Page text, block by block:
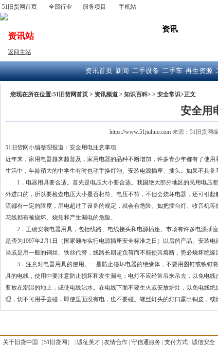
51旧货网首页 全部行业 服务项目 手机站
资讯站
返回主站
资讯
资讯首页| 新闻| 二手设备| 二手车| 再生资源|
您现在所在位置:51旧货网首页 > 资讯频道 > 知识百科> > 安全常识>正文
安全用
https://www.51jiuhuo.com来源：51旧货网
51旧货网小编整理报道：安全用电注意事项
近年来，家用电器越来越普及，家用电器的品种不断增加，许多青少年都有了使
生活中，年龄稍大的中学生有时也动手换灯泡。安装电源插座、插头。如果不具
1．电器用具要合适。首先是电压大小要合适。我国绝大部分地区的民用电压
外进口的，所以要检查电压大小是否相符。电压不符，不但会烧坏电器，还可引
流都有一定的限度，用电超过了设备的规定，就会有危险。如把擂台灯、收音机
花线都有被烧坏、烧焦和产生漏电的危险。
2．正确安装电器用具，包括线路、电线接头和电源插座。市场有许多电源插
是否为1997年2月1日（国家颁布实行电源插座安全标准之日）以后的产品。安装
当或是用一般的铜丝、铁丝代替，线路长期超负荷而不能使其熔断，势必烧坏绝
3．注意对电器用具的使用。一是防止碰坏电器的绝缘体，不要用图钉或铁钉
具的电线，使用中要注意防止损坏和发生漏电；电灯不应经常吊来吊去，以免电
要放在潮湿的地上，或使电线沾水。在电线下面不要生火或安放炉灶，以免电线
理，切不可用手去碰，即使里面没有电，也不要碰。螺丝灯头的灯口露出铜皮，
关于旧货中国（51旧货网） 诚征英才 友情合作 守信通服务 支付方式 诚信安全